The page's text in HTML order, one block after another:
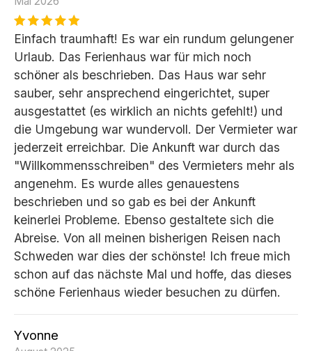
Einfach traumhaft! Es war ein rundum gelungener
Urlaub. Das Ferienhaus war für mich noch
schöner als beschrieben. Das Haus war sehr
sauber, sehr ansprechend eingerichtet, super
ausgestattet (es wirklich an nichts gefehlt!) und
die Umgebung war wundervoll. Der Vermieter war
jederzeit erreichbar. Die Ankunft war durch das
"Willkommensschreiben" des Vermieters mehr als
angenehm. Es wurde alles genauestens
beschrieben und so gab es bei der Ankunft
keinerlei Probleme. Ebenso gestaltete sich die
Abreise. Von all meinen bisherigen Reisen nach
Schweden war dies der schönste! Ich freue mich
schon auf das nächste Mal und hoffe, das dieses
schöne Ferienhaus wieder besuchen zu dürfen.
Yvonne